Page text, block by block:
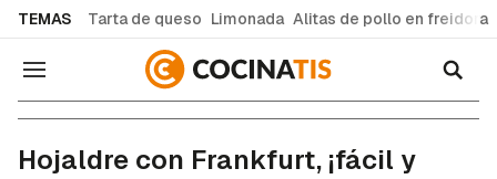
TEMAS Tarta de queso Limonada Alitas de pollo en freidora
Navegación
Hojaldre con Frankfurt, ¡fácil y